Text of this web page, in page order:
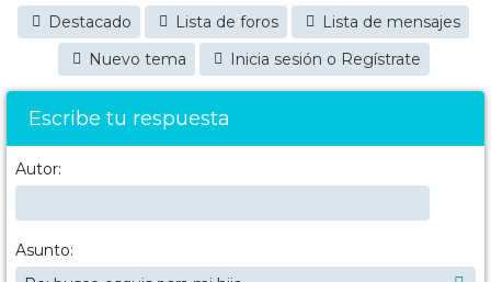
Destacado Lista de foros
Lista de mensajes
Nuevo tema
Inicia sesión o Regístrate
Escribe tu respuesta
Autor:
Asunto: